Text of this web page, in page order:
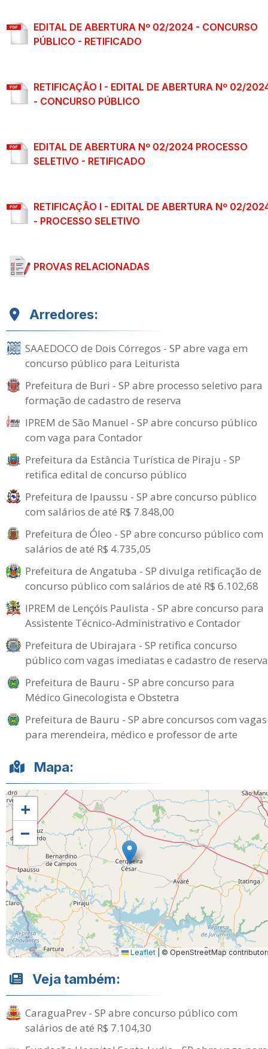
EDITAL DE ABERTURA Nº 02/2024 - CONCURSO
PÚBLICO - RETIFICADO
RETIFICAÇÃO I - EDITAL DE ABERTURA Nº 02/
- CONCURSO PÚBLICO
EDITAL DE ABERTURA Nº 02/2024 PROCESSO
SELETIVO - RETIFICADO
RETIFICAÇÃO I - EDITAL DE ABERTURA Nº 02/
- PROCESSO SELETIVO
PROVAS RELACIONADAS
Arredores:
SAAEDOCO de Dois Córregos - SP abre vaga em
concurso público para Leiturista
Prefeitura de Buri - SP abre processo seletivo para
formação de cadastro de reserva
IPREM de São Manuel - SP abre concurso público
com vaga para Contador
Prefeitura da Estância Turística de Piraju - SP
retifica edital de concurso público
Prefeitura de Ipaussu - SP abre concurso público
com salários de até R$ 7.848,00
Prefeitura de Óleo - SP abre concurso público com
salários de até R$ 4.735,05
Prefeitura de Angatuba - SP divulga retificação de
concurso público com salários de até R$ 6.102,68
IPREM de Lençóis Paulista - SP abre concurso para
Assistente Técnico-Administrativo e Contador
Prefeitura de Ubirajara - SP retifica concurso
público com vagas imediatas e cadastro de reserva
Prefeitura de Bauru - SP abre concurso para
Médico Ginecologista e Obstetra
Prefeitura de Bauru - SP abre concursos com vagas
para merendeira, médico e professor de arte
Mapa:
+
−
Leaflet © OpenStreetMap
Veja também:
CaraguaPrev - SP abre concurso público com
salários de até R$ 7.104,30